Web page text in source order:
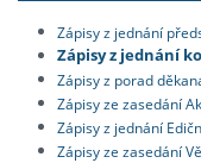
Zápisy z jednání
Zápisy z jednání
Zápisy z porad
Zápisy ze zasedání
Zápisy z jednání
Zápisy ze zasedání